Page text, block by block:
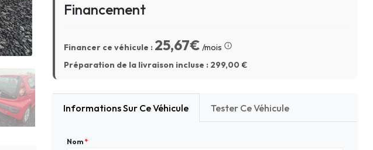
Financement
Financer ce véhicule : 25,67€ /mois
Préparation de la livraison incluse : 299,00 €
Informations Sur Ce Véhicule Tester Ce Véhicule
Nom *